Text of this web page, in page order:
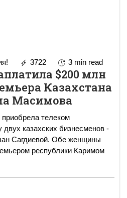
3722 3 min read
$200 млн
Казахстана
Масимова
телеком
казахских бизнесменов -
Сагдиевой. Обе женщины
республики Каримом